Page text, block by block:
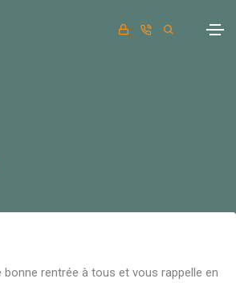
rentrée à tous et vous rappelle en